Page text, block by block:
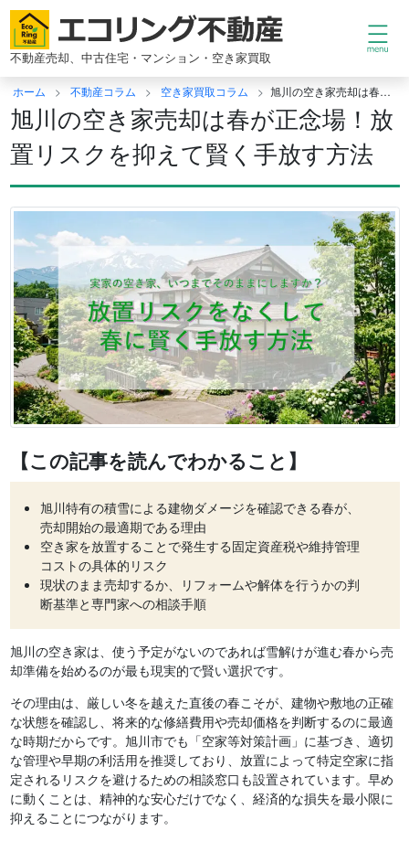
コ
テ
ン
ッ
プ
不動産売却、中古住宅・マンション・空き家買取
ホーム 不動産コラム 空き家買取コラム 旭川の空き家売却は春が正念場！放置リスクを抑えて賢く手放す方法
旭川の空き家売却は春が正念場！放
置リスクを抑えて賢く手放す方法
【この記事を読んでわかること】
旭川特有の積雪による建物ダメージを確認できる春が、
売却開始の最適期である理由
空き家を放置することで発生する固定資産税や維持管理
コストの具体的リスク
現状のまま売却するか、リフォームや解体を行うかの判
断基準と専門家への相談手順
旭川の空き家は、使う予定がないのであれば雪解けが進む春から売
却準備を始めるのが最も現実的で賢い選択です。
その理由は、厳しい冬を越えた直後の春こそが、建物や敷地の正確
な状態を確認し、将来的な修繕費用や売却価格を判断するのに最適
な時期だからです。旭川市でも「空家等対策計画」に基づき、適切
な管理や早期の利活用を推奨しており、放置によって特定空家に指
定されるリスクを避けるための相談窓口も設置されています。早め
に動くことは、精神的な安心だけでなく、経済的な損失を最小限に
抑えることにつながります。